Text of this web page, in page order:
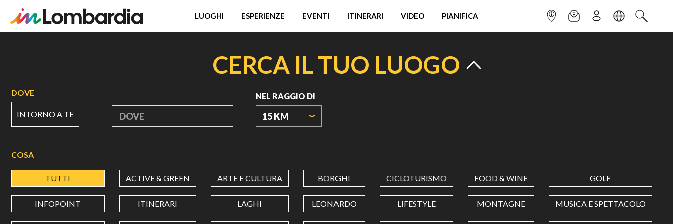
LUOGHI ESPERIENZE EVENTI ITINERARI VIDEO PIANIFICA INFOPOINTNEWSLETTER
ISCRIVITILINGUACERCA
CERCA IL TUO LUOGO
DOVE
INTORNO A TE DOVE
NEL RAGGIO DI
15 KM
COSA
TUTTI ACTIVE & GREEN ARTE E CULTURA BORGHI CICLOTURISMO FOOD & WINE GOLF
INFOPOINT ITINERARI LAGHI LEONARDO LIFESTYLE MONTAGNE MUSICA E SPETTACOLO